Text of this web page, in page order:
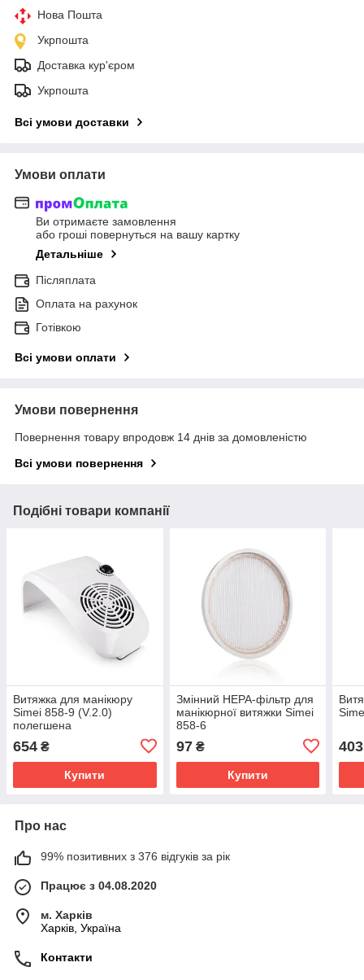
Нова Пошта
Укрпошта
Доставка кур'єром
Укрпошта
Всі умови доставки
Умови оплати
Ви отримаєте замовлення
або гроші повернуться на вашу картку
Детальніше
Післяплата
Оплата на рахунок
Готівкою
Всі умови оплати
Умови повернення
Повернення товару впродовж 14 днів за домовленістю
Всі умови повернення
Подібні товари компанії
Витяжка для манікюру
Simei 858-9 (V.2.0)
полегшена
654 ₴
Купити
Змінний НЕРА-фільтр для
манікюрної витяжки Simei
858-6
97₴
Купити
403
Про нас
99% позитивних з 376 відгуків за рік
Працює з 04.08.2020
м. Харків
Харків, Україна
Контакти